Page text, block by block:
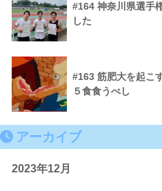
#164 神奈川県選手
した
#163 筋肥大を起こ
５食食うべし
アーカイブ
2023年12月